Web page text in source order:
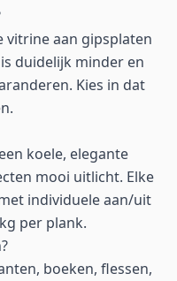
vitrine aan gipsplaten
duidelijk minder en
Kies in dat
koele, elegante
mooi uitlicht. Elke
individuele aan/uit
per plank.
boeken, flessen,